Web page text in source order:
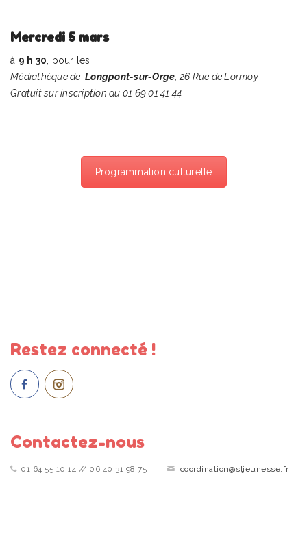
Mercredi 5 mars
à 9 h 30 , pour les
Médiathèque de Longpont-sur-Orge, 26 Rue de Lormoy
Gratuit sur inscription au 01 69 01 41 44
Programmation culturelle
Restez connecté !
Contactez-nous
01 64 55 10 14 // 06 40 31 98 75 coordination@sljeunesse.fr